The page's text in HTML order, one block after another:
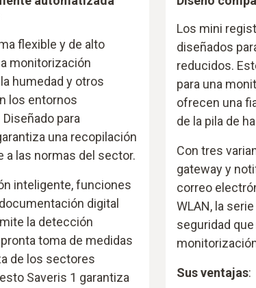
flexible y de alto
monitorización
humedad y otros
los entornos
para
una recopilación
a las normas del sector.
inteligente, funciones
digital
la detección
toma de medidas
de los sectores
Saveris 1 garantiza
Los mini
diseñados
reducidos.
para una
ofrecen una
de la pila de
Con tres
gateway y
correo
WLAN, la
seguridad
Sus ventajas: